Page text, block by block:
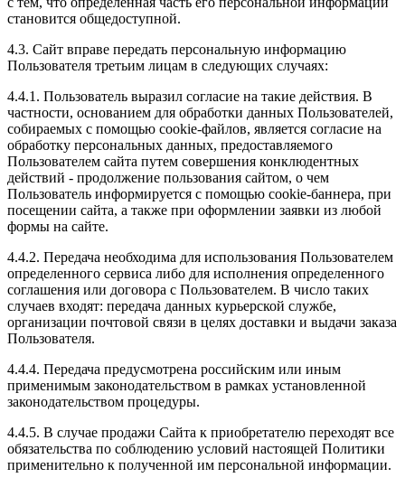
становится общедоступной.
4.3. Сайт вправе передать персональную информацию
Пользователя третьим лицам в следующих случаях:
4.4.1. Пользователь выразил согласие на такие действия. В
частности, основанием для обработки данных Пользователей,
собираемых с помощью cookie-файлов, является согласие на
обработку персональных данных, предоставляемого
Пользователем сайта путем совершения конклюдентных
действий - продолжение пользования сайтом, о чем
Пользователь информируется с помощью cookie-баннера, при
посещении сайта, а также при оформлении заявки из любой
формы на сайте.
4.4.2. Передача необходима для использования Пользователем
определенного сервиса либо для исполнения определенного
соглашения или договора с Пользователем. В число таких
случаев входят: передача данных курьерской службе,
организации почтовой связи в целях доставки и выдачи заказа
Пользователя.
4.4.4. Передача предусмотрена российским или иным
применимым законодательством в рамках установленной
законодательством процедуры.
4.4.5. В случае продажи Сайта к приобретателю переходят все
обязательства по соблюдению условий настоящей Политики
применительно к полученной им персональной информации.